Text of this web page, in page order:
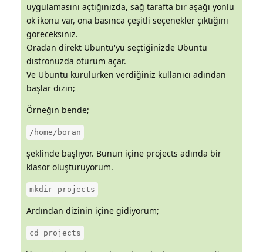
uygulamasını açtığınızda, sağ tarafta bir aşağı yönlü
ok ikonu var, ona basınca çeşitli seçenekler çıktığını
göreceksiniz.
Oradan direkt Ubuntu'yu seçtiğinizde Ubuntu
distronuzda oturum açar.
Ve Ubuntu kurulurken verdiğiniz kullanıcı adından
başlar dizin;
Örneğin bende;
/home/boran
şeklinde başlıyor. Bunun içine projects adında bir
klasör oluşturuyorum.
mkdir projects
Ardından dizinin içine gidiyorum;
cd projects